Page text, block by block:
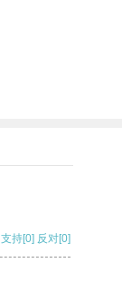
支持[0] 反对[0]